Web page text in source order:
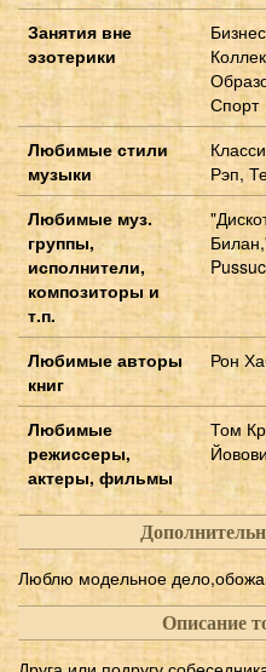
Занятия вне
эзотерики
Спорт
Любимые стили
музыки
Рэп,
Любимые муз.
группы,
исполнители,
композиторы и
т.п.
Любимые авторы
книг
Рон
Любимые
режиссеры,
актеры, фильмы
Том
Люблю модельное
Описание